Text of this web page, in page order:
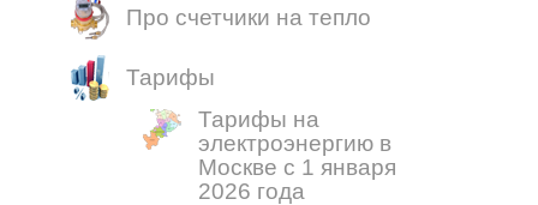
Про счетчики на тепло
Тарифы
Тарифы на
электроэнергию в
Москве с 1 января
2026 года